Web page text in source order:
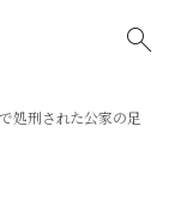
処刑された公家の足